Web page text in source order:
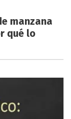
manzana
qué lo